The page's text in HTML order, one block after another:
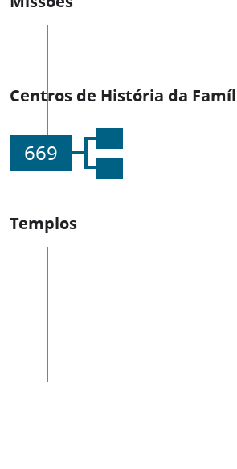
Centros de História da
669
Templos